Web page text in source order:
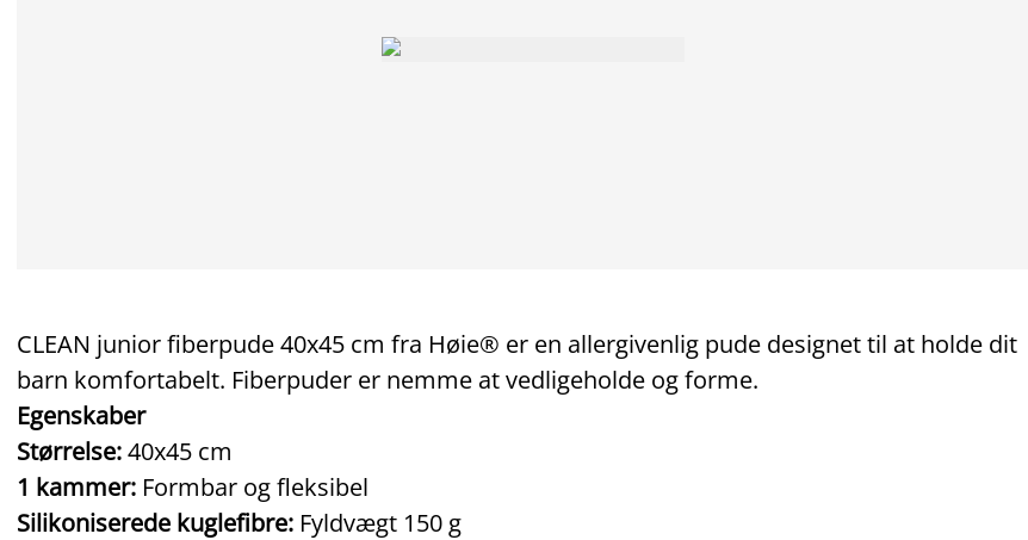
CLEAN junior fiberpude 40x45 cm fra Høie® er en allergivenlig pude designet til at holde dit
barn komfortabelt. Fiberpuder er nemme at vedligeholde og forme.
Egenskaber
Størrelse:40x45 cm
1 kammer: Formbar og fleksibel
Silikoniserede kuglefibre: Fyldvægt 150 g